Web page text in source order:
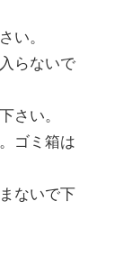
い。
らないで
さい。
ゴミ箱は
ないで下